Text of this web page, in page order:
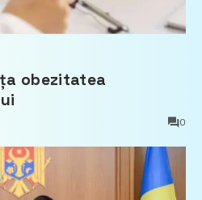
obezitatea
0